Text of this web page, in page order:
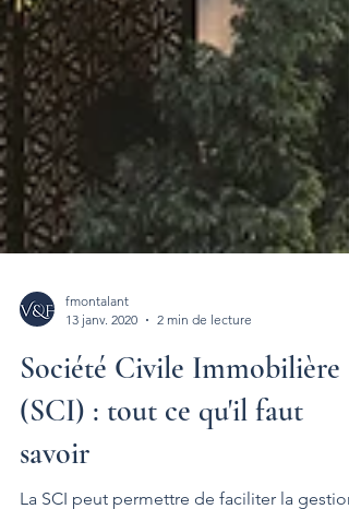
13 janv. 2020
2 min de lecture
Société Civile Immobilière
(SCI) : tout ce qu'il faut